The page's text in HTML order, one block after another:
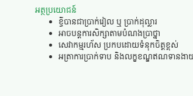
អត្ថប្រយោជន៍
ខ្ចីបានជាប្រាក់រៀល ឬ ប្រាក់ដុល្លារ
អាចបន្តការសិក្សាតាមបំណងប្រាថ្នា
សេវាកម្មរហ័ស ប្រកបដោយទំនុកចិត្តខ្ពស់
អត្រាការប្រាក់ទាប និងលក្ខខណ្ឌឥណទានង